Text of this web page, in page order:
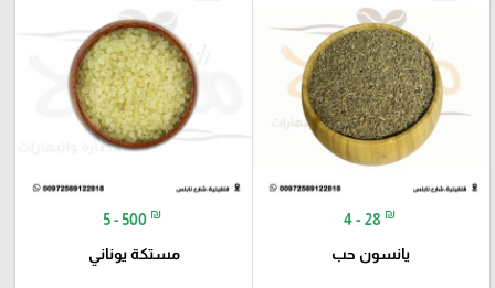
4 - 28 ₪
يانسون حب
5 - 500 ₪
مستكة يوناني